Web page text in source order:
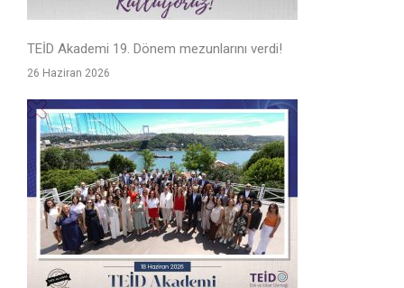
TEİD Akademi 19. Dönem mezunlarını verdi!
26 Haziran 2026